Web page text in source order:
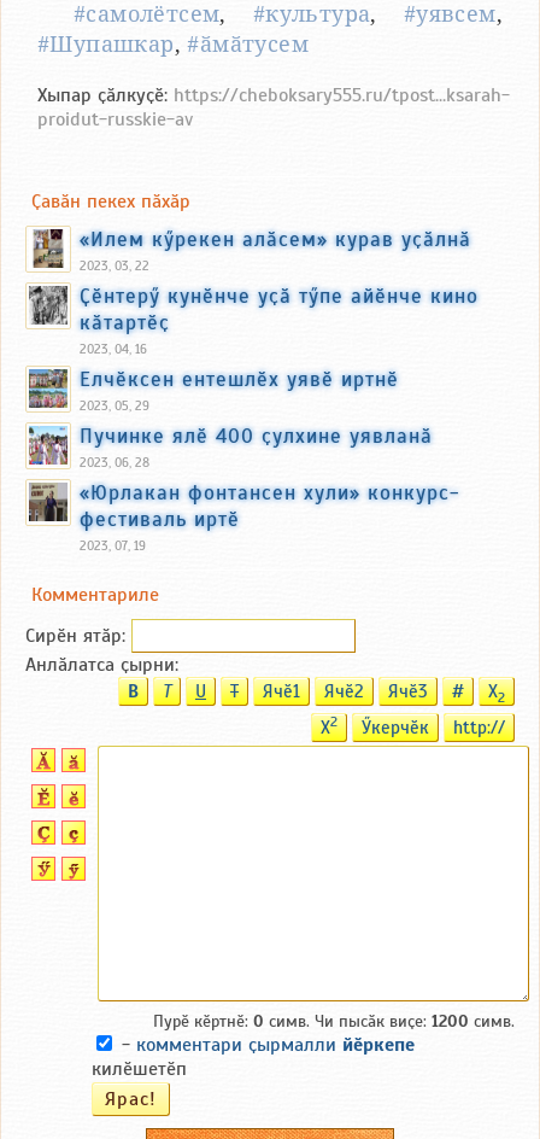
#самолётсем, #культура, #уявсем,
#Шупашкар,#ӑмӑтусем
Хыпар ҫӑлкуҫӗ: https://cheboksary555.ru/tpost...ksarah-
proidut-russkie-av
Ҫавӑн пекех пӑхӑр
«Илем кӳрекен алӑсем» курав уҫӑлнӑ
2023, 03, 22
Ҫӗнтерӳ кунӗнче уҫӑ тӳпе айӗнче кино
кӑтартӗҫ
2023, 04, 16
Елчӗксен ентешлӗх уявӗ иртнӗ
2023, 05, 29
Пучинке ялӗ 400 ҫулхине уявланӑ
2023, 06, 28
«Юрлакан фонтансен хули» конкурс-
фестиваль иртӗ
2023, 07, 19
Комментариле
Сирӗн ятӑp:
Анлӑлатса ҫырни:
B T U T Ячӗ1 Ячӗ2 Ячӗ3 # X2
X2 Ӳкерчӗк http://
Пурӗ кӗртнӗ: 0 симв. Чи пысӑк виҫе: 1200 симв.
- комментари ҫырмалли йӗркепе
килӗшетӗп